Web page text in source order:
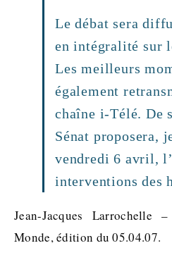
Le débat sera
en intégralité sur
Les meilleurs
également
chaîne i-Télé. De
Sénat proposera,
vendredi 6 avril,
interventions des
Jean-Jacques
Monde, édition du 05.04.07.